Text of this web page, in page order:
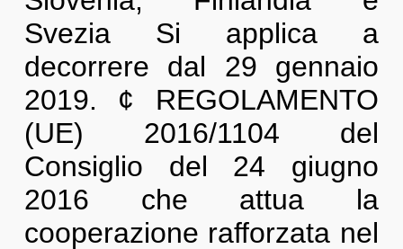
Svezia Si applica a
decorrere dal 29 gennaio
2019. ¢ REGOLAMENTO
(UE) 2016/1104 del
Consiglio del 24 giugno
2016 che attua la
cooperazione rafforzata nel